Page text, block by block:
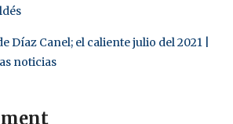
Díaz Canel; el caliente julio del 2021 |
noticias